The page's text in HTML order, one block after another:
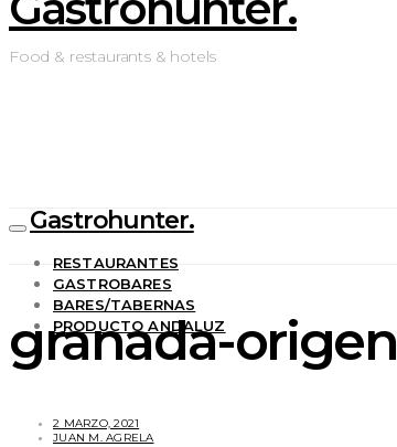
Food & restaurants & hotels
Gastrohunter.
RESTAURANTES
GASTROBARES
BARES/TABERNAS
PRODUCTO ANDALUZ
granada-origen
2 MARZO, 2021
JUAN M. AGRELA